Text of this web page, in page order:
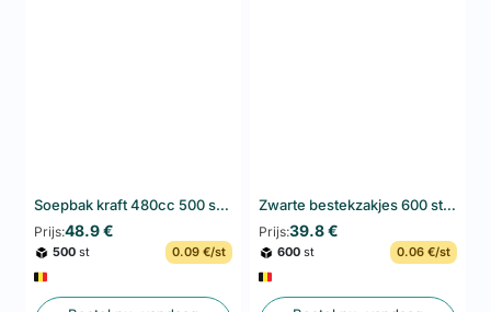
Soepbak kraft 480cc 500 st – voedselverpakking
Prijs:48.9 €
500 st 0.09 €/st
Zwarte bestekzakjes 600 stuks
Prijs:39.8 €
600 st 0.06 €/st